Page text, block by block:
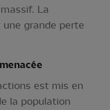
La
grande perte
est mis en
la population